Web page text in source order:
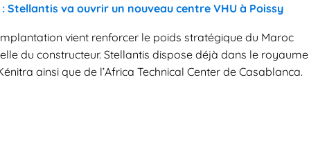
Stellantis va ouvrir un nouveau centre VHU à Poissy
vient renforcer le poids stratégique du Maroc
du constructeur. Stellantis dispose déjà dans le royaume
ainsi que de l’Africa Technical Center de Casablanca.